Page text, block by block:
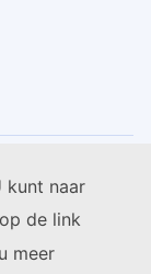
kunt naar
de link
meer